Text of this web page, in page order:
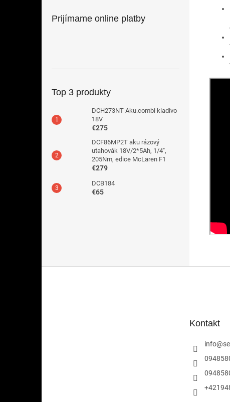
Prijímame online platby
Top 3 produkty
DCH273NT Aku.combi kladivo
18V
€275
DCF86MP2T aku rázový
utahovák 18V/2*5Ah, 1/4",
205Nm, edice McLaren F1
€279
DCB184
€65
Kontakt
info@